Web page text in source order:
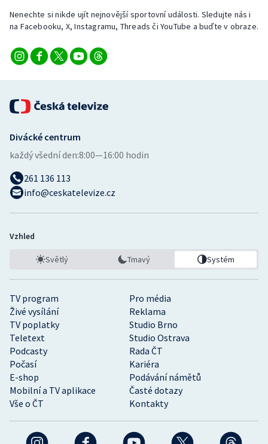
Volejbal
Ostatní
Nenechte si nikde ujít nejnovější sportovní události. Sledujte nás i
na Facebooku, X, Instagramu, Threads či YouTube a buďte v obraze.
TV program
Pro média
Živé vysílání
Reklama
TV poplatky
Studio Brno
Teletext
Studio Ostrava
Podcasty
Rada ČT
Počasí
Kariéra
E-shop
Podávání námětů
Mobilní a TV aplikace
Časté dotazy
Vše o ČT
Kontakty
Divácké centrum
každý všední den:8:00—16:00 hodin
261 136 113
info@ceskatelevize.cz
Vzhled
Světlý Tmavý Systém